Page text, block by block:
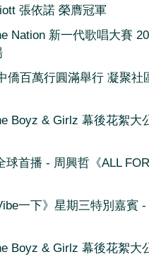
張依諾 榮膺冠軍
Nation 新一代歌唱大賽
僑百萬行圓滿舉行 凝聚社
Boyz & Girlz 幕後花絮大
球首播 - 周興哲《ALL FOR
一下》星期三特別嘉賓
Boyz & Girlz 幕後花絮大